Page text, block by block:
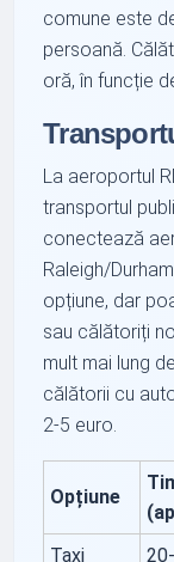
comune este
persoană.
oră, în funcție
La aeroportul
transportul
conectează
Raleigh/
opțiune, dar
sau călătoriți
mult mai lung
călătorii cu
2-5 euro.
Opțiune
Taxi